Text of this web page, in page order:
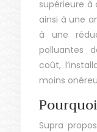
supérieure à
ainsi à une
à une
polluantes
coût,
moins
Supra